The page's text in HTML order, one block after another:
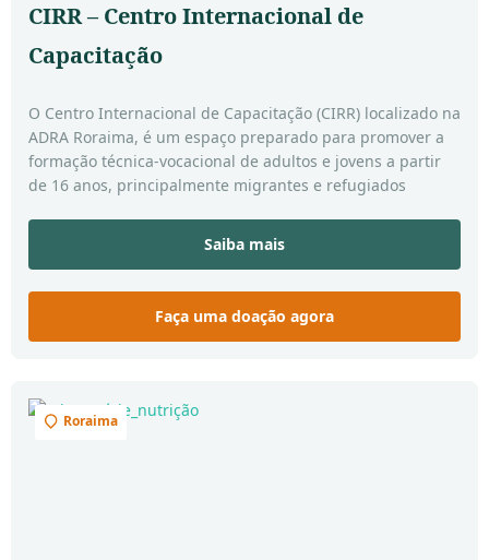
CIRR – Centro Internacional de
Capacitação
O Centro Internacional de Capacitação (CIRR) localizado na
ADRA Roraima, é um espaço preparado para promover a
formação técnica-vocacional de adultos e jovens a partir
de 16 anos, principalmente migrantes e refugiados
Atualmente o principal projeto em desenvolvimento no
Ven, Tú Puedes!“, financiado pela
finalidade contribuir com a integração econômica de
migrantes e refugiados venezuelanos no Brasil, por meio
Saiba mais
Faça uma doação agora
Roraima